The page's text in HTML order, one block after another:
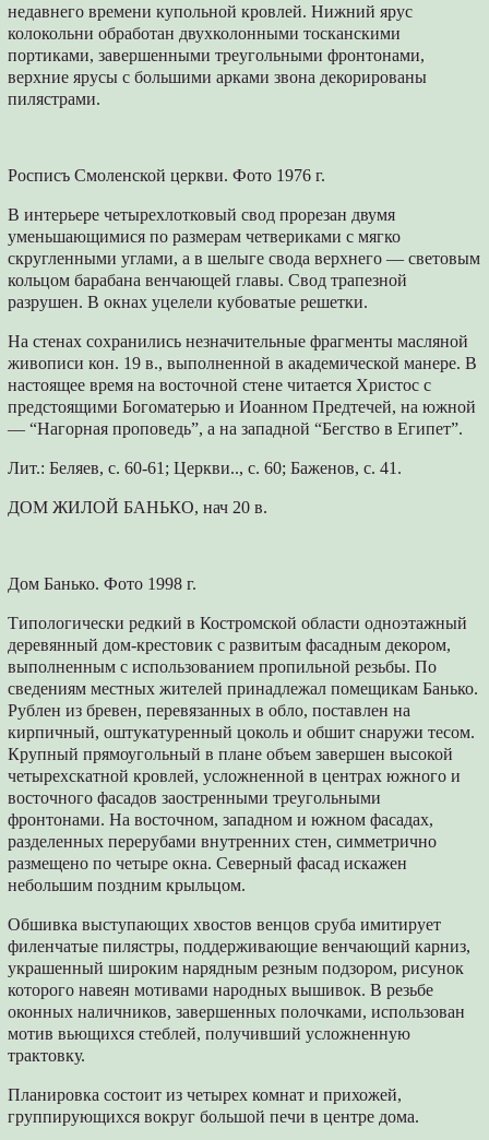
недавнего времени купольной кровлей. Нижний ярус
колокольни обработан двухколонными тосканскими
портиками, завершенными треугольными фронтонами,
верхние ярусы с большими арками звона декорированы
пилястрами.
Росписъ Смоленской церкви. Фото 1976 г.
В интерьере четырехлотковый свод прорезан двумя
уменьшающимися по размерам четвериками с мягко
скругленными углами, а в шелыге свода верхнего — световым
кольцом барабана венчающей главы. Свод трапезной
разрушен. В окнах уцелели кубоватые решетки.
На стенах сохранились незначительные фрагменты масляной
живописи кон. 19 в., выполненной в академической манере. В
настоящее время на восточной стене читается Христос с
предстоящими Богоматерью и Иоанном Предтечей, на южной
— “Нагорная проповедь”, а на западной “Бегство в Египет”.
Лит.: Беляев, с. 60-61; Церкви.., с. 60; Баженов, с. 41.
ДОМ ЖИЛОЙ БАНЬКО, нач 20 в.
Дом Банько. Фото 1998 г.
Типологически редкий в Костромской области одноэтажный
деревянный дом-крестовик с развитым фасадным декором,
выполненным с использованием пропильной резьбы. По
сведениям местных жителей принадлежал помещикам Банько.
Рублен из бревен, перевязанных в обло, поставлен на
кирпичный, оштукатуренный цоколь и обшит снаружи тесом.
Крупный прямоугольный в плане объем завершен высокой
четырехскатной кровлей, усложненной в центрах южного и
восточного фасадов заостренными треугольными
фронтонами. На восточном, западном и южном фасадах,
разделенных перерубами внутренних стен, симметрично
размещено по четыре окна. Северный фасад искажен
небольшим поздним крыльцом.
Обшивка выступающих хвостов венцов сруба имитирует
филенчатые пилястры, поддерживающие венчающий карниз,
украшенный широким нарядным резным подзором, рисунок
которого навеян мотивами народных вышивок. В резьбе
оконных наличников, завершенных полочками, использован
мотив вьющихся стеблей, получивший усложненную
трактовку.
Планировка состоит из четырех комнат и прихожей,
группирующихся вокруг большой печи в центре дома.